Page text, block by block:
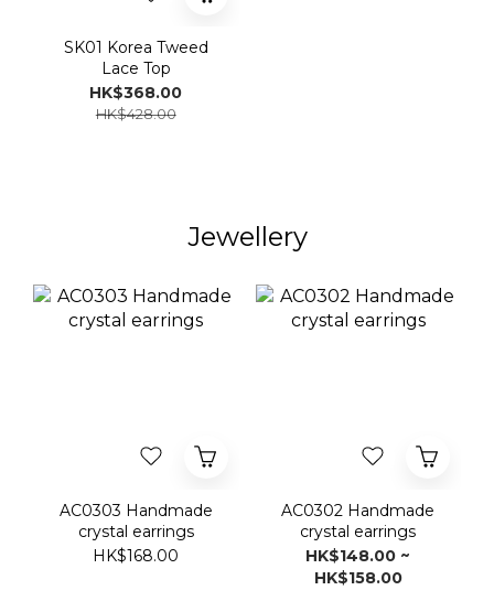
SK01 Korea Tweed
Lace Top
HK$368.00
HK$428.00
Jewellery
AC0303 Handmade
crystal earrings
HK$168.00
AC0302 Handmade
crystal earrings
HK$148.00 ~
HK$158.00